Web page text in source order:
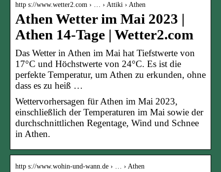
http s://www.wetter2.com › … › Attiki › Athen
Athen Wetter im Mai 2023 |
Athen 14-Tage | Wetter2.com
Das Wetter in Athen im Mai hat Tiefstwerte von
17°C und Höchstwerte von 24°C. Es ist die
perfekte Temperatur, um Athen zu erkunden, ohne
dass es zu heiß …
Wettervorhersagen für Athen im Mai 2023,
einschließlich der Temperaturen im Mai sowie der
durchschnittlichen Regentage, Wind und Schnee
in Athen.
http s://www.wohin-und-wann.de › … › Athen